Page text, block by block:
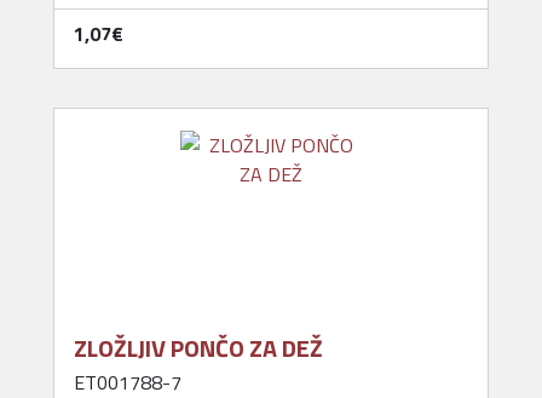
1,07‎€
ZLOŽLJIV PONČO ZA DEŽ
ET001788-7